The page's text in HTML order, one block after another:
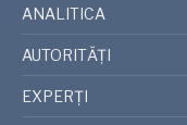
ANALITICA
AUTORITĂȚI
EXPERȚI